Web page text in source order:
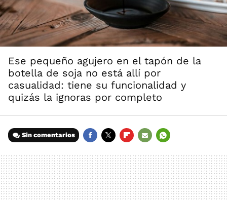
Ese pequeño agujero en el tapón de la
botella de soja no está allí por
casualidad: tiene su funcionalidad y
quizás la ignoras por completo
Sin comentarios
MAIL